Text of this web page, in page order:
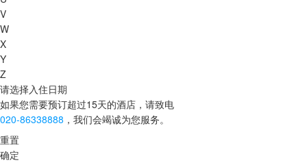
V
W
X
Y
Z
请选择入住日期
如果您需要预订超过15天的酒店，请致电
020-86338888 ，我们会竭诚为您服务。
重置
确定